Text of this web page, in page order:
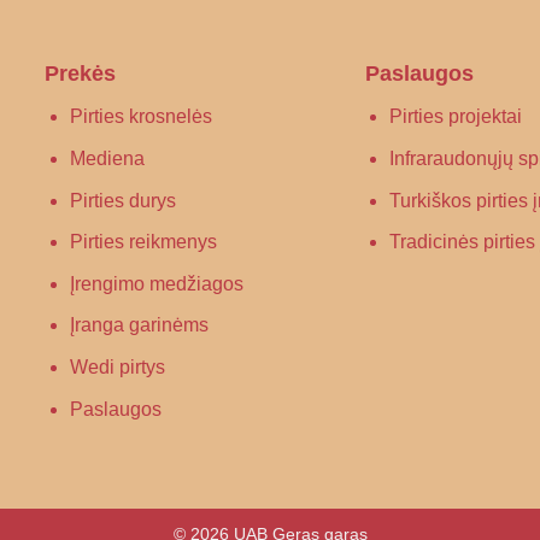
Prekės
Pirties krosnelės
Mediena
Pirties durys
Pirties reikmenys
Įrengimo medžiagos
Įranga garinėms
Wedi pirtys
Paslaugos
Paslaugos
Pirties projektai
Infraraudonųjų
Turkiškos pirties
Tradicinės
© 2026 UAB Geras garas